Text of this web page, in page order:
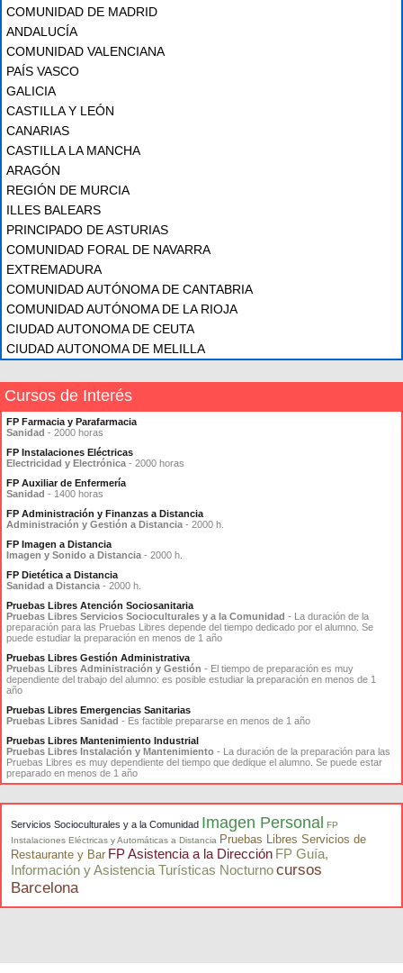
COMUNIDAD DE MADRID
ANDALUCÍA
COMUNIDAD VALENCIANA
PAÍS VASCO
GALICIA
CASTILLA Y LEÓN
CANARIAS
CASTILLA LA MANCHA
ARAGÓN
REGIÓN DE MURCIA
ILLES BALEARS
PRINCIPADO DE ASTURIAS
COMUNIDAD FORAL DE NAVARRA
EXTREMADURA
COMUNIDAD AUTÓNOMA DE CANTABRIA
COMUNIDAD AUTÓNOMA DE LA RIOJA
CIUDAD AUTONOMA DE CEUTA
CIUDAD AUTONOMA DE MELILLA
Cursos de Interés
FP Farmacia y Parafarmacia
Sanidad - 2000 horas
FP Instalaciones Eléctricas
Electricidad y Electrónica - 2000 horas
FP Auxiliar de Enfermería
Sanidad - 1400 horas
FP Administración y Finanzas a Distancia
Administración y Gestión a Distancia - 2000 h.
FP Imagen a Distancia
Imagen y Sonido a Distancia - 2000 h.
FP Dietética a Distancia
Sanidad a Distancia - 2000 h.
Pruebas Libres Atención Sociosanitaria
Pruebas Libres Servicios Socioculturales y a la Comunidad - La duración de la
preparación para las Pruebas Libres depende del tiempo dedicado por el alumno. Se
puede estudiar la preparación en menos de 1 año
Pruebas Libres Gestión Administrativa
Pruebas Libres Administración y Gestión - El tiempo de preparación es muy
dependiente del trabajo del alumno: es posible estudiar la preparación en menos de 1
año
Pruebas Libres Emergencias Sanitarias
Pruebas Libres Sanidad - Es factible prepararse en menos de 1 año
Pruebas Libres Mantenimiento Industrial
Pruebas Libres Instalación y Mantenimiento - La duración de la preparación para las
Pruebas Libres es muy dependiente del tiempo que dedique el alumno. Se puede estar
preparado en menos de 1 año
Servicios Socioculturales y a la Comunidad Imagen Personal
FP
Instalaciones Eléctricas y Automáticas a Distancia Pruebas Libres Servicios de
Restaurante y Bar FP Asistencia a la Dirección FP Guía,
Información y Asistencia Turísticas Nocturnocursos
Barcelona